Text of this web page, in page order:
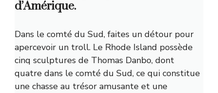
d’Amérique.
Dans le comté du Sud, faites un détour pour
apercevoir un troll. Le Rhode Island possède
cinq sculptures de Thomas Danbo, dont
quatre dans le comté du Sud, ce qui constitue
une chasse au trésor amusante et une